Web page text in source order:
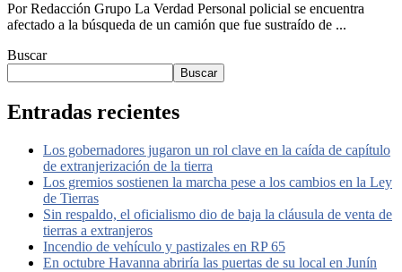
Por Redacción Grupo La Verdad Personal policial se encuentra
afectado a la búsqueda de un camión que fue sustraído de ...
Buscar
Buscar
Entradas recientes
Los gobernadores jugaron un rol clave en la caída de capítulo
de extranjerización de la tierra
Los gremios sostienen la marcha pese a los cambios en la Ley
de Tierras
Sin respaldo, el oficialismo dio de baja la cláusula de venta de
tierras a extranjeros
Incendio de vehículo y pastizales en RP 65
En octubre Havanna abriría las puertas de su local en Junín